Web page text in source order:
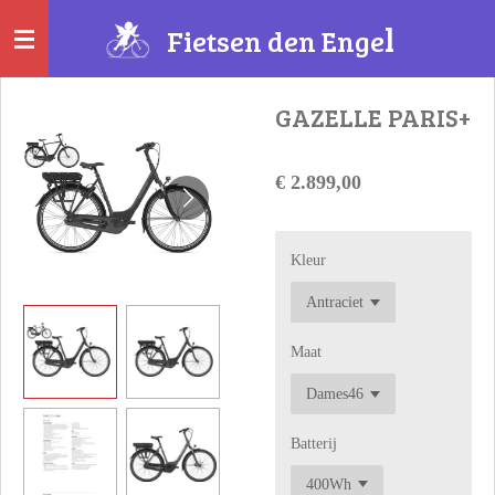
direct
naar
hoofdinhoud
Fietsen den Engel
GAZELLE PARIS+
€ 2.899,00
Kleur
Maat
Batterij